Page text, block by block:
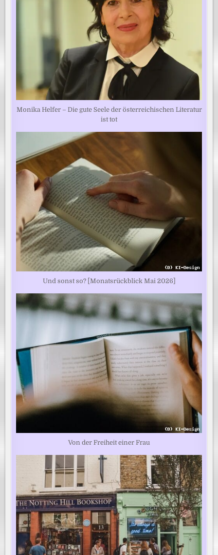
Monika Helfer – Die gute Seele der österreichischen Literatur
ist tot
Und sonst so? [Monatsrückblick Mai 2026]
Von der Freiheit einer Frau